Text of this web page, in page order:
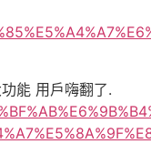
能 用戶嗨翻了.